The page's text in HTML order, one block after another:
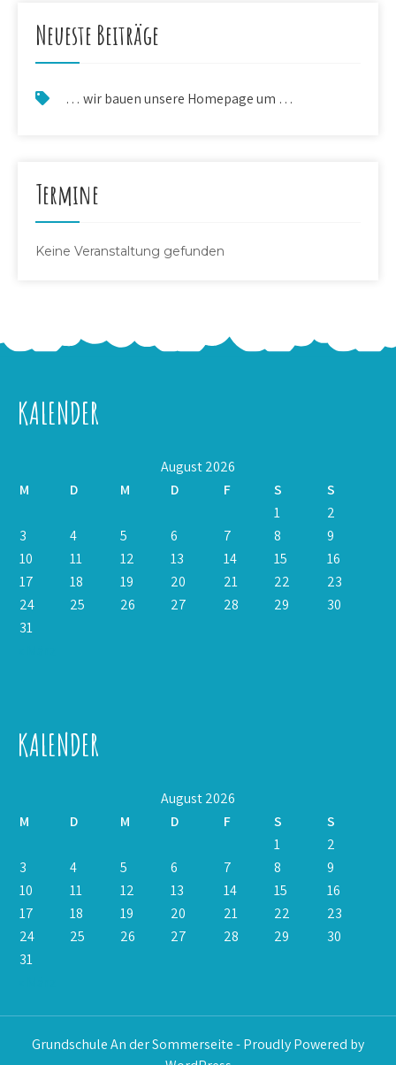
Neueste Beiträge
… wir bauen unsere Homepage um …
Termine
Keine Veranstaltung gefunden
KALENDER
August 2026
M
D M D F S
S
1
2
3
4 5 6 7 8
9
10
11 12 13 14 15
16
17
18 19 20 21 22
23
24
25 26 27 28 29
30
31
KALENDER
August 2026
M
D M D F S
S
1
2
3
4 5 6 7 8
9
10
11 12 13 14 15
16
17
18 19 20 21 22
23
24
25 26 27 28 29
30
31
Grundschule An der Sommerseite - Proudly Powered by